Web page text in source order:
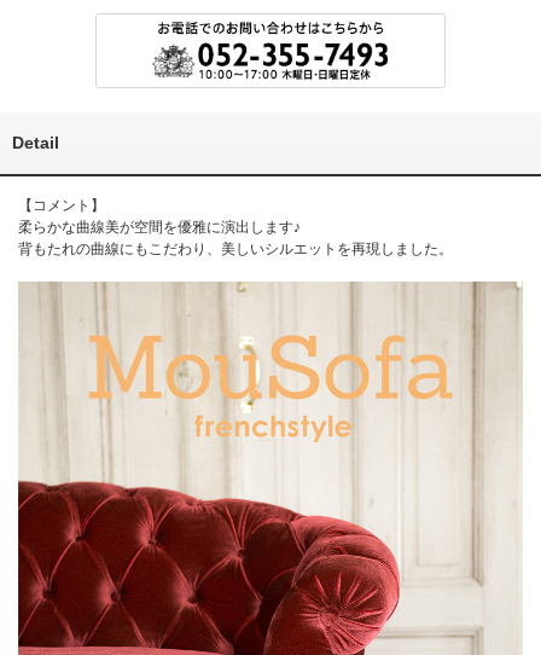
Detail
【コメント】
柔らかな曲線美が空間を優雅に演出します♪
背もたれの曲線にもこだわり、美しいシルエットを再現しました。